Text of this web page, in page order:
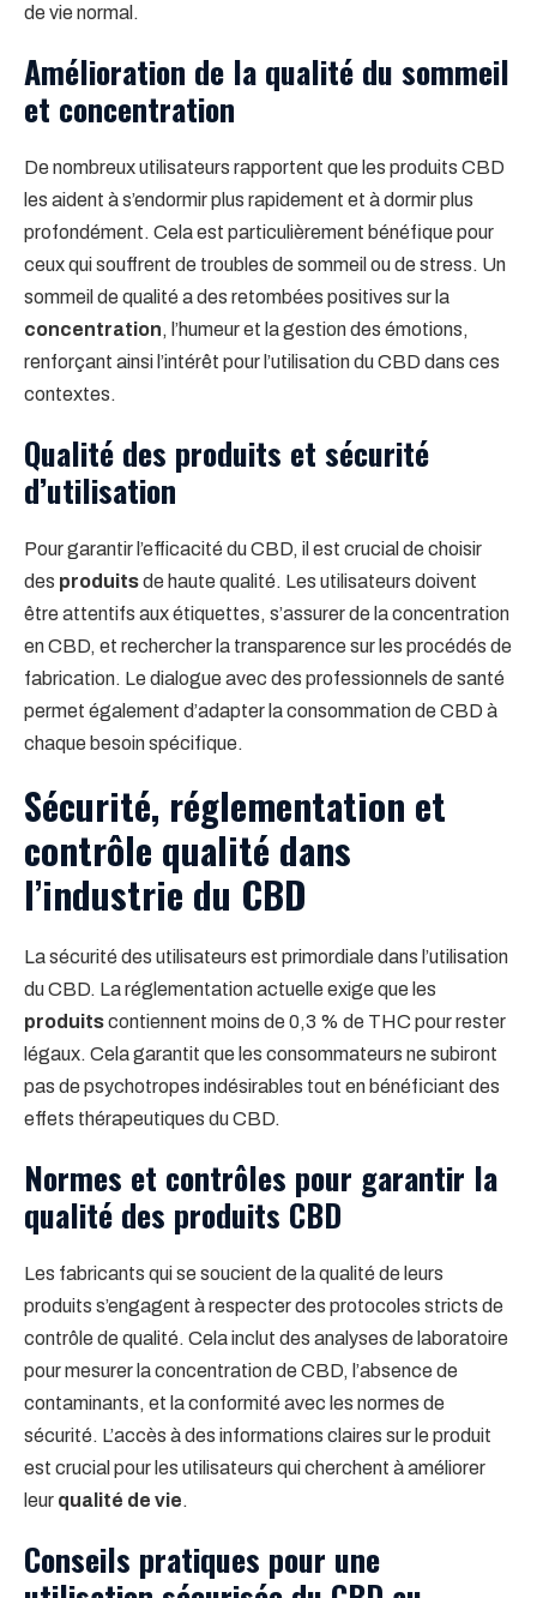
de vie normal.
Amélioration de la qualité du sommeil
et concentration
De nombreux utilisateurs rapportent que les produits CBD
les aident à s’endormir plus rapidement et à dormir plus
profondément. Cela est particulièrement bénéfique pour
ceux qui souffrent de troubles de sommeil ou de stress. Un
sommeil de qualité a des retombées positives sur la
concentration, l’humeur et la gestion des émotions,
renforçant ainsi l’intérêt pour l’utilisation du CBD dans ces
contextes.
Qualité des produits et sécurité
d’utilisation
Pour garantir l’efficacité du CBD, il est crucial de choisir
des produitsde haute qualité. Les utilisateurs doivent
être attentifs aux étiquettes, s’assurer de la concentration
en CBD, et rechercher la transparence sur les procédés de
fabrication. Le dialogue avec des professionnels de santé
permet également d’adapter la consommation de CBD à
chaque besoin spécifique.
Sécurité, réglementation et
contrôle qualité dans
l’industrie du CBD
La sécurité des utilisateurs est primordiale dans l’utilisation
du CBD. La réglementation actuelle exige que les
produitscontiennent moins de 0,3 % de THC pour rester
légaux. Cela garantit que les consommateurs ne subiront
pas de psychotropes indésirables tout en bénéficiant des
effets thérapeutiques du CBD.
Normes et contrôles pour garantir la
qualité des produits CBD
Les fabricants qui se soucient de la qualité de leurs
produits s’engagent à respecter des protocoles stricts de
contrôle de qualité. Cela inclut des analyses de laboratoire
pour mesurer la concentration de CBD, l’absence de
contaminants, et la conformité avec les normes de
sécurité. L’accès à des informations claires sur le produit
est crucial pour les utilisateurs qui cherchent à améliorer
leur qualité de vie.
Conseils pratiques pour une